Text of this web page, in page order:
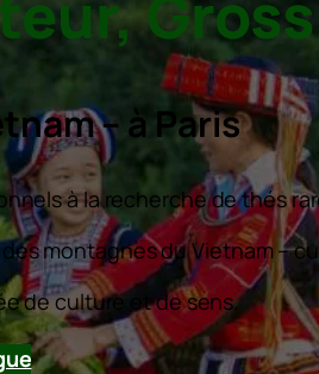
– à Paris
à la recherche de thés
montagnes du Vietnam –
de culture et de sens.